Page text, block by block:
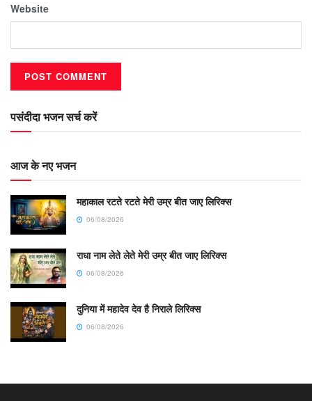
Website
पसंदीदा भजन सर्च करें
आज के नए भजन
महाकाल रटते रटते मेरी उम्र बीत जाए लिरिक्स
06/08/2026
राधा नाम लेते लेते मेरी उम्र बीत जाए लिरिक्स
06/08/2026
दुनिया में महादेव देव है निराले लिरिक्स
06/08/2026